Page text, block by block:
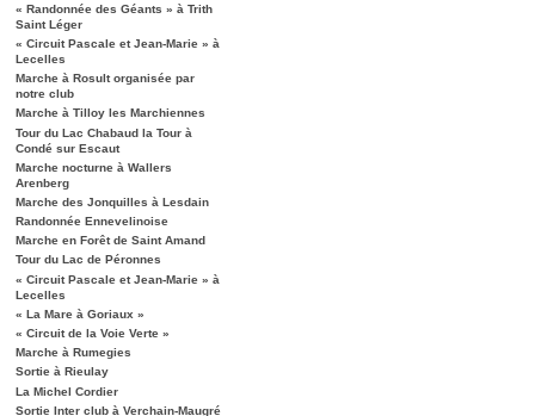
« Randonnée des Géants » à Trith
Saint Léger
« Circuit Pascale et Jean-Marie » à
Lecelles
Marche à Rosult organisée par
notre club
Marche à Tilloy les Marchiennes
Tour du Lac Chabaud la Tour à
Condé sur Escaut
Marche nocturne à Wallers
Arenberg
Marche des Jonquilles à Lesdain
Randonnée Ennevelinoise
Marche en Forêt de Saint Amand
Tour du Lac de Péronnes
« Circuit Pascale et Jean-Marie » à
Lecelles
« La Mare à Goriaux »
« Circuit de la Voie Verte »
Marche à Rumegies
Sortie à Rieulay
La Michel Cordier
Sortie Inter club à Verchain-Maugré